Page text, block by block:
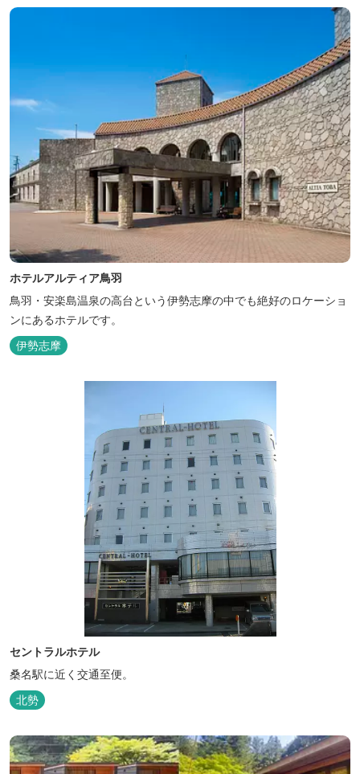
ホテルアルティア鳥羽
鳥羽・安楽島温泉の高台という伊勢志摩の中でも絶好のロケーショ
ンにあるホテルです。
伊勢志摩
セントラルホテル
桑名駅に近く交通至便。
北勢